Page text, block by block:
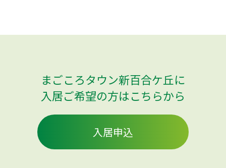
まごころタウン新百合ケ丘に
入居ご希望の方はこちらから
入居申込